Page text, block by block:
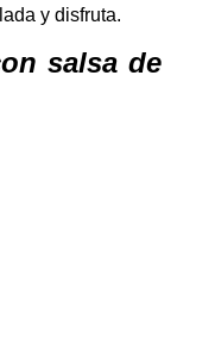
y disfruta.
salsa de